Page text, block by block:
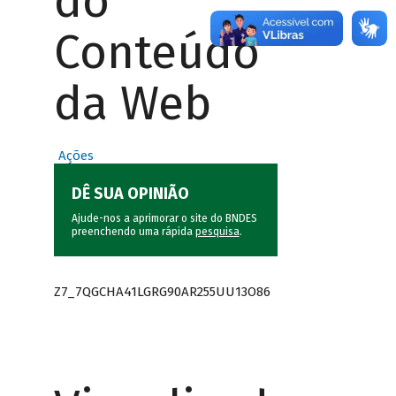
Conteúdo
da Web
Ações
DÊ SUA OPINIÃO
Ajude-nos a aprimorar o site do BNDES
preenchendo uma rápida pesquisa.
Z7_7QGCHA41LGRG90AR255UU13O86